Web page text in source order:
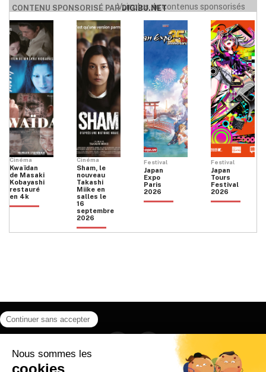
CONTENU SPONSORISÉ PARDIGIBU.NET
Voir plus de contenus sponsorisés
Cinéma
Kwaïdan
de Masaki
Kobayashi
restauré
en 4k
Cinéma
Sham, le
nouveau
Takashi
Miike en
salles le
16
septembre
2026
Festival
Japan
Expo
Paris
2026
Festival
Japan
Tours
Festival
2026
Instagram